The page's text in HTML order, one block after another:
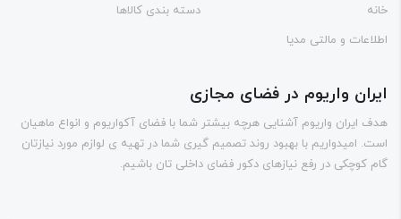
دسته بندی کالاها
و مالتی مدیا
واریوم در فضای مجازی
ایران واریوم آشنایی هرچه بیشتر شما با فضای آکواریوم و انواع ماهیان
امیدواریم با بهبود روند تصمیم گیری شما در تهیه ی لوازم مورد نیازتان
کوچکی در رفع نیازهای دکور فضای داخلی تان باشیم.